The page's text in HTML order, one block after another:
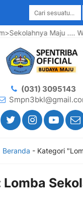
Maju ....
(031) 3095143
Beranda - Kategori
Lomba